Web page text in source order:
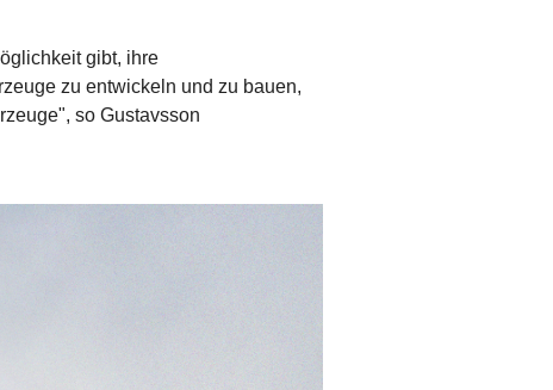
gibt, ihre
zu entwickeln und zu bauen,
so Gustavsson